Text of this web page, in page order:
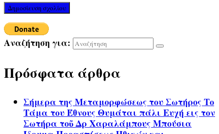
Αναζήτηση για:
Πρόσφατα άρθρα
Σήμερα της Μεταμορφώσεως του Σωτήρος Το
Τάμα του Έθνους Θυμάται πάλι Ευχή εις τον
Σωτήρα τοῦ Δρ Χαραλάμπους Μπούσια